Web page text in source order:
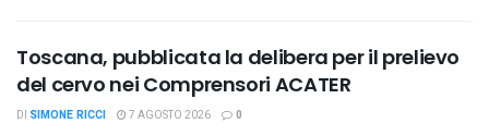
Toscana, pubblicata la delibera per il prelievo
del cervo nei Comprensori ACATER
DI SIMONE RICCI 7 AGOSTO 2026 0